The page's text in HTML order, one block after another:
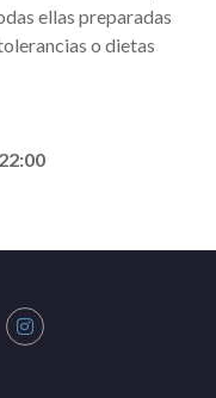
ellas preparadas
o dietas